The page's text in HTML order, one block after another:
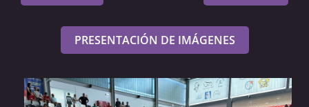
PRESENTACIÓN DE IMÁGENES